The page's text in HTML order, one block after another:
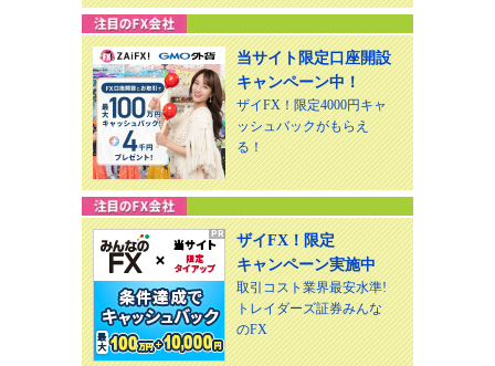
当サイト限定口座開設
キャンペーン中！
ザイFX！限定4000円キャ
ッシュバックがもらえ
る！
ザイFX！限定
キャンペーン実施中
取引コスト業界最安水準!
トレイダーズ証券みんな
のFX